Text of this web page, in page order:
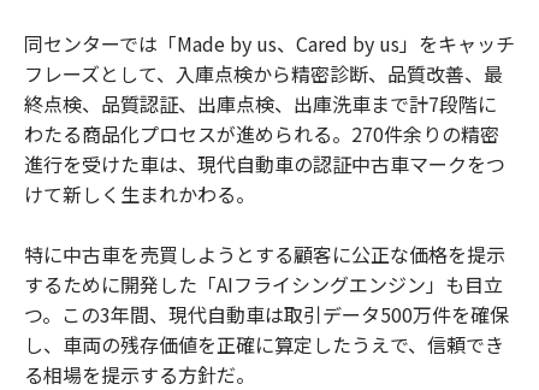
同センターでは「Made by us、Cared by us」をキャッチ
フレーズとして、入庫点検から精密診断、品質改善、最
終点検、品質認証、出庫点検、出庫洗車まで計7段階に
わたる商品化プロセスが進められる。270件余りの精密
進行を受けた車は、現代自動車の認証中古車マークをつ
けて新しく生まれかわる。
特に中古車を売買しようとする顧客に公正な価格を提示
するために開発した「AIフライシングエンジン」も目立
つ。この3年間、現代自動車は取引データ500万件を確保
し、車両の残存価値を正確に算定したうえで、信頼でき
る相場を提示する方針だ。